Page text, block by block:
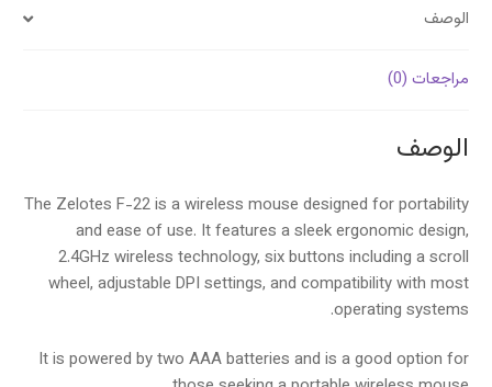
الوصف
مراجعات (0)
الوصف
The Zelotes F-22 is a wireless mouse designed for portability
and ease of use. It features a sleek ergonomic design,
2.4GHz wireless technology, six buttons including a scroll
wheel, adjustable DPI settings, and compatibility with most
operating systems.
It is powered by two AAA batteries and is a good option for